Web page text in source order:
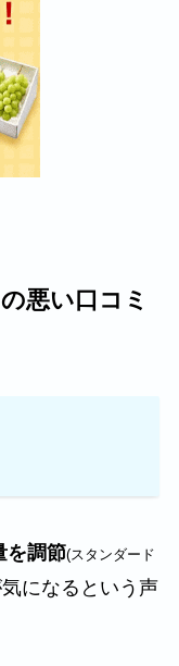
悪い口コミ
を調節(スタンダード
になるという声